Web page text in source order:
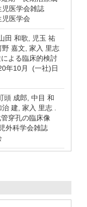
医学会雑誌
医学会
田 和歌, 児玉 祐
嘉文, 家入 里志
よる臨床的検討
年10月 (一社)日
頭 成郎, 中目 和
建, 家入 里志 .
穿孔の臨床像
外科学会雑誌